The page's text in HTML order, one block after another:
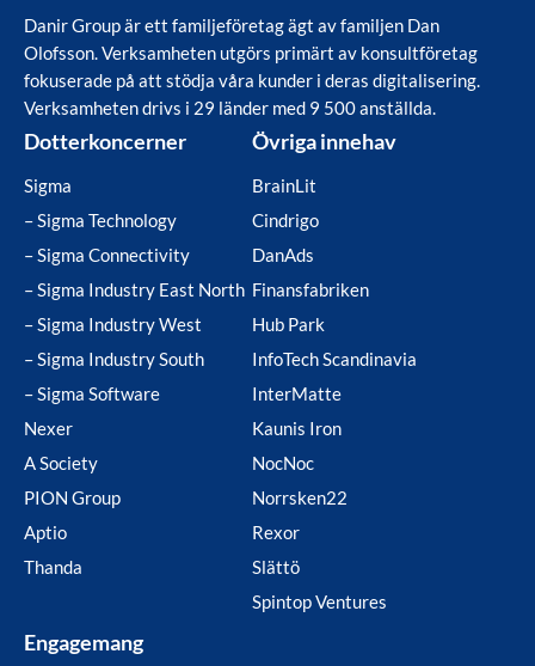
Danir Group är ett familjeföretag ägt av familjen Dan
Olofsson. Verksamheten utgörs primärt av konsultföretag
fokuserade på att stödja våra kunder i deras digitalisering.
Verksamheten drivs i 29 länder med 9 500 anställda.
Dotterkoncerner
Sigma
– Sigma Technology
– Sigma Connectivity
– Sigma Industry East North
– Sigma Industry West
– Sigma Industry South
– Sigma Software
Nexer
A Society
PION Group
Aptio
Thanda
Övriga innehav
BrainLit
Cindrigo
DanAds
Finansfabriken
Hub Park
InfoTech Scandinavia
InterMatte
Kaunis Iron
NocNoc
Norrsken22
Rexor
Slättö
Spintop Ventures
Engagemang